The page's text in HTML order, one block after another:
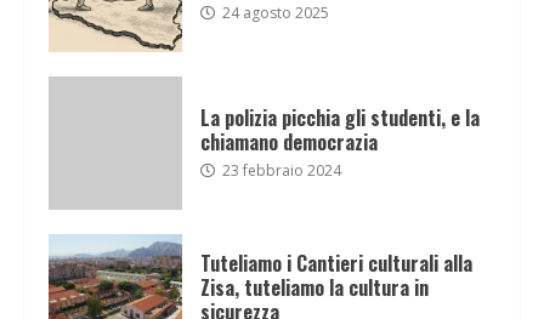
24 agosto 2025
La polizia picchia gli studenti, e la
chiamano democrazia
23 febbraio 2024
Tuteliamo i Cantieri culturali alla
Zisa, tuteliamo la cultura in
sicurezza